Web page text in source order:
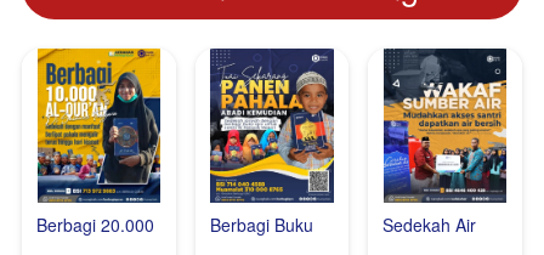
Berbagi 20.000
Berbagi Buku
Sedekah Air